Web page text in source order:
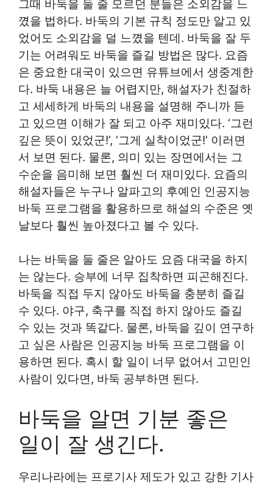
그때 바둑을 둘 줄 모르던 분들은 소외감을 느
꼈을 법하다. 바둑의 기본 규칙 정도만 알고 있
었어도 소외감을 덜 느꼈을 텐데. 바둑을 잘 두
기는 어려워도 바둑을 즐길 방법은 많다. 요즘
은 중요한 대국이 있으면 유튜브에서 생중계한
다. 바둑 내용은 늘 어렵지만, 해설자가 친절하
고 세세하게 바둑의 내용을 설명해 주니까 듣
고 있으면 이해가 잘 되고 아주 재미있다. ‘그런
깊은 뜻이 있었군!’, ‘그게 실착이었군!’ 이러면
서 보면 된다. 물론, 의미 있는 장면에서는 그
수순을 음미해 보면 훨씬 더 재미있다. 요즘의
해설자들은 누구나 알파고의 후예인 인공지능
바둑 프로그램을 활용하므로 해설의 수준은 옛
날보다 훨씬 높아졌다고 볼 수 있다.
나는 바둑을 둘 줄은 알아도 요즘 대국을 하지
는 않는다. 승부에 너무 집착하면 피곤해진다.
바둑을 직접 두지 않아도 바둑을 충분히 즐길
수 있다. 야구, 축구를 직접 하지 않아도 즐길
수 있는 것과 똑같다. 물론, 바둑을 깊이 연구하
고 싶은 사람은 인공지능 바둑 프로그램을 이
용하면 된다. 혹시 할 일이 너무 없어서 고민인
사람이 있다면, 바둑 공부하면 된다.
바둑을 알면 기분 좋은
일이 잘 생긴다.
우리나라에는 프로기사 제도가 있고 강한 기사